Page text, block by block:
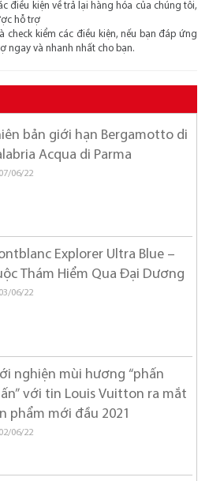
điều kiện về trả lại hàng hóa của chúng tôi,
hỗ trợ
check kiểm các điều kiện, nếu bạn đáp ứng
ngay và nhanh nhất cho bạn.
bản giới hạn Bergamotto di
Acqua di Parma
07/06/22
Explorer Ultra Blue –
Thám Hiểm Qua Đại Dương
03/06/22
nghiện mùi hương “phấn
với tin Louis Vuitton ra mắt
phẩm mới đầu 2021
02/06/22